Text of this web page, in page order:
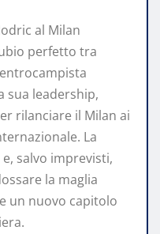
al Milan
perfetto tra
sua leadership,
rilanciare il Milan ai
La
salvo imprevisti,
la maglia
un nuovo capitolo